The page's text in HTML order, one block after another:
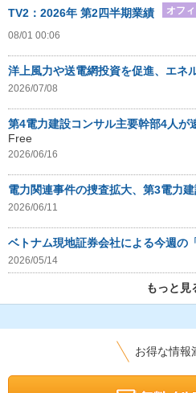
TV2：2026年 第2四半期業績 オフ
08/01 00:06
洋上風力や送電網投資を促進、エネ
2026/07/08
第4電力建設コンサル主要幹部4人が
Free
2026/06/16
電力関連事件の捜査拡大、第3電力
2026/06/11
ベトナム現地証券会社による今週の
2026/05/14
もっと見
お得な情報